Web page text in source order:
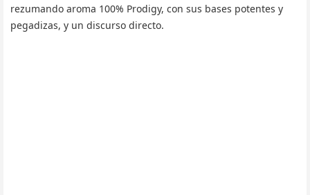
rezumando aroma 100% Prodigy, con sus bases potentes y
pegadizas, y un discurso directo.